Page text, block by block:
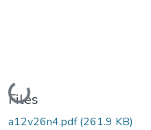
Loading...
Files
a12v26n4.pdf(261.9 KB)